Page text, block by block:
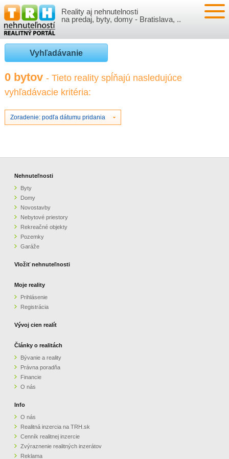
Reality aj nehnutelnosti
na predaj, byty, domy - Bratislava, ..
NEHNUTEĽNOSTI
BYTY
NOVOSTAVBY
NEBYTOVÉ PRIESTORY
GARÁŽE
VLOŽIŤ NEHNUTEĽNOSTI
PRIHLÁSENIE
REGISTRÁCIA
VÝVOJ CIEN REALÍT
ČLÁNKY O REALITÁCH
O NÁS
CENNÍK REALITNEJ INZERCIE
ZVÝRAZNENIE REALITNÝCH INZERÁTOV
PARTNERI
OBCHODNÉ PODMIENKY
KONTAKT
Vyhľadávanie
0 bytov - Tieto reality spĺňajú nasledujúce
vyhľadávacie kritéria:
Zoradenie: podľa dátumu pridania
Nehnuteľnosti
Byty
Domy
Novostavby
Nebytové priestory
Rekreačné objekty
Pozemky
Garáže
Vložiť nehnuteľnosti
Moje reality
Prihlásenie
Registrácia
Vývoj cien realít
Články o realitách
Bývanie a reality
Právna poradňa
Financie
O nás
Info
O nás
Realitná inzercia na TRH.sk
Cenník realitnej inzercie
Zvýraznenie realitných inzerátov
Reklama